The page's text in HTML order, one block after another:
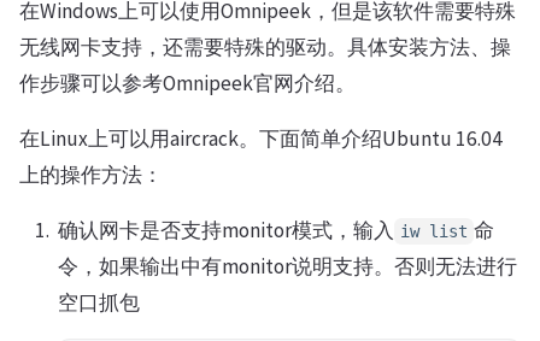
在Windows上可以使用Omnipeek，但是该软件需要特殊
无线网卡支持，还需要特殊的驱动。具体安装方法、操
作步骤可以参考Omnipeek官网介绍。
在Linux上可以用aircrack。下面简单介绍Ubuntu 16.04
上的操作方法：
确认网卡是否支持monitor模式，输入 iw list 命
令，如果输出中有monitor说明支持。否则无法进行
空口抓包